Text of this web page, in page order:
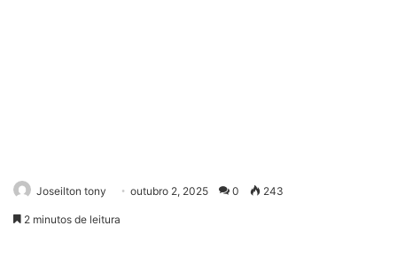
Joseilton tony outubro 2, 2025 0 243
2 minutos de leitura